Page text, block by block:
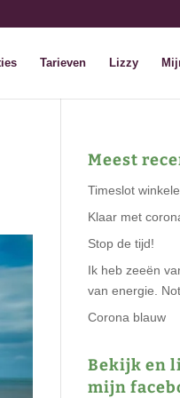
Tarieven Lizzy
Meest
Timeslot
Klaar met
Stop de tijd!
Ik heb zeeën
van energie. Not.
Corona blauw
Bekijk en
mijn